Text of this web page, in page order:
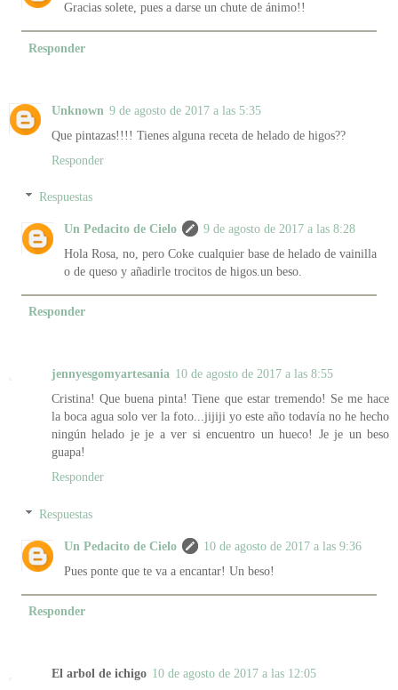
Gracias solete, pues a darse un chute de ánimo!!
Responder
Unknown 9 de agosto de 2017 a las 5:35
Que pintazas!!!! Tienes alguna receta de helado de higos??
Responder
Respuestas
Un Pedacito de Cielo
9 de agosto de 2017 a las 8:28
Hola Rosa, no, pero Coke cualquier base de helado de vainilla
o de queso y añadirle trocitos de higos.un beso.
Responder
jennyesgomyartesania 10 de agosto de 2017 a las 8:55
Cristina! Que buena pinta! Tiene que estar tremendo! Se me hace
la boca agua solo ver la foto...jijiji yo este año todavía no he hecho
ningún helado je je a ver si encuentro un hueco! Je je un beso
guapa!
Responder
Respuestas
Un Pedacito de Cielo
10 de agosto de 2017 a las 9:36
Pues ponte que te va a encantar! Un beso!
Responder
El arbol de ichigo 10 de agosto de 2017 a las 12:05